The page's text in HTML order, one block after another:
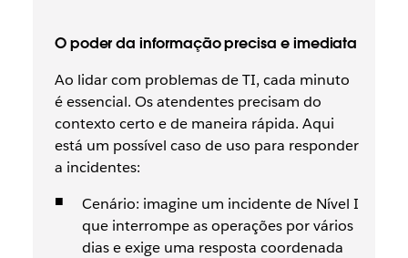
O poder da informação precisa e imediata
Ao lidar com problemas de TI, cada minuto
é essencial. Os atendentes precisam do
contexto certo e de maneira rápida. Aqui
está um possível caso de uso para responder
a incidentes:
Cenário: imagine um incidente de Nível I
que interrompe as operações por vários
dias e exige uma resposta coordenada